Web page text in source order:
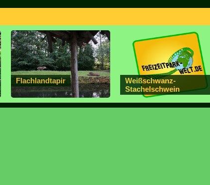
Flachlandtapir
Weißschwanz-
Stachelschwein